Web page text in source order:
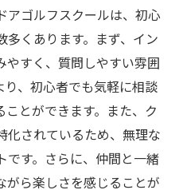
参加できる理由
少人数制の魅力
フを始めるならウテミ
る仲間作り
重要性
ループレッスン
アゴルフスクールは、初心
くあります。まず、イン
やすく、質問しやすい雰囲
、初心者でも気軽に相談
とができます。また、ク
化されているため、無理な
です。さらに、仲間と一緒
がら楽しさを感じることが